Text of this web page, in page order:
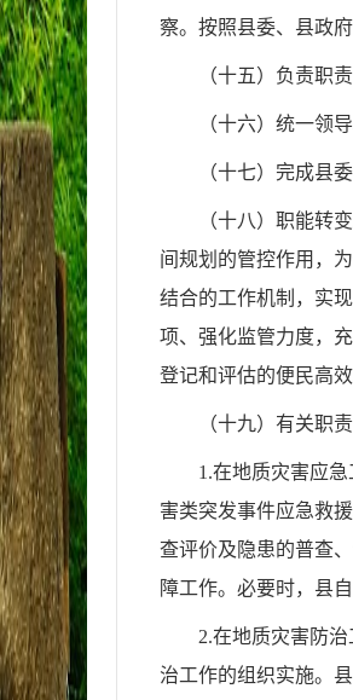
察。按照县委、县政
（十五） 负责职
（十六）统一领
（十七） 完成县委
（十八）职能转
间规划的管控作用，
结合的工作机制，实
项、强化监管力度，
登记和评估的便民高效
（十九）有关职
1.在地质灾害应急
害类突发事件应急救援
查评价及隐患的普查
障工作。必要时， 县
2.在地质灾害防
治工作的组织实施。